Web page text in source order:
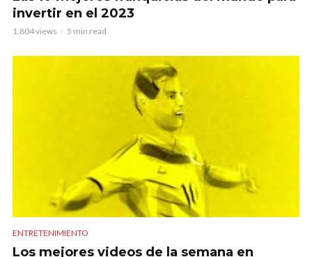
invertir en el 2023
1.804 views 5 min read
ENTRETENIMIENTO
Los mejores videos de la semana en